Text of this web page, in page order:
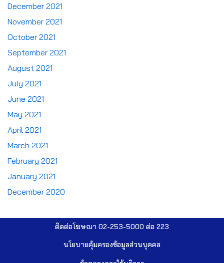
December 2021
November 2021
October 2021
September 2021
August 2021
July 2021
June 2021
May 2021
April 2021
March 2021
February 2021
January 2021
December 2020
ติดต่อโฆษณา 02-253-5000​ ต่อ 223
นโยบายคุ้มครองข้อมูลส่วนบุคคล​